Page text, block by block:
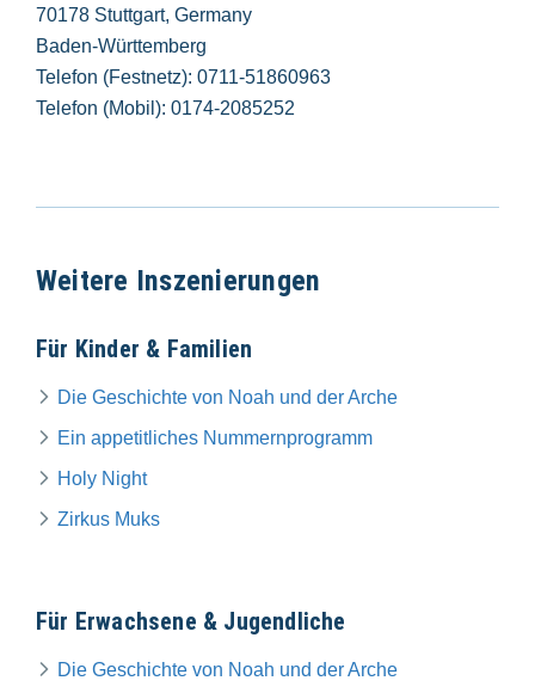
70178 Stuttgart, Germany
Baden-Württemberg
Telefon (Festnetz): 0711-51860963
Telefon (Mobil): 0174-2085252
Weitere Inszenierungen
Für Kinder & Familien
Die Geschichte von Noah und der Arche
Ein appetitliches Nummernprogramm
Holy Night
Zirkus Muks
Für Erwachsene & Jugendliche
Die Geschichte von Noah und der Arche